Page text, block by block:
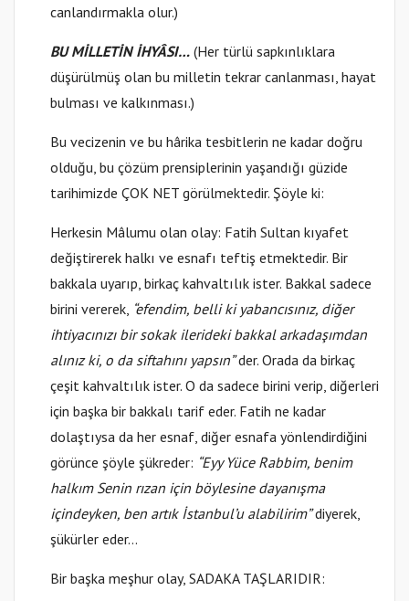
canlandırmakla olur.)
BU MİLLETİN İHYÂSI…(Her türlü sapkınlıklara
düşürülmüş olan bu milletin tekrar canlanması, hayat
bulması ve kalkınması.)
Bu vecizenin ve bu hârika tesbitlerin ne kadar doğru
olduğu, bu çözüm prensiplerinin yaşandığı güzide
tarihimizde ÇOK NET görülmektedir. Şöyle ki:
Herkesin Mâlumu olan olay: Fatih Sultan kıyafet
değiştirerek halkı ve esnafı teftiş etmektedir. Bir
bakkala uyarıp, birkaç kahvaltılık ister. Bakkal sadece
birini vererek, “efendim, belli ki yabancısınız, diğer
ihtiyacınızı bir sokak ilerideki bakkal arkadaşımdan
alınız ki, o da siftahını yapsın”der. Orada da birkaç
çeşit kahvaltılık ister. O da sadece birini verip, diğerleri
için başka bir bakkalı tarif eder. Fatih ne kadar
dolaştıysa da her esnaf, diğer esnafa yönlendirdiğini
görünce şöyle şükreder: “Eyy Yüce Rabbim, benim
halkım Senin rızan için böylesine dayanışma
içindeyken, ben artık İstanbul’u alabilirim”diyerek,
şükürler eder…
Bir başka meşhur olay, SADAKA TAŞLARIDIR: